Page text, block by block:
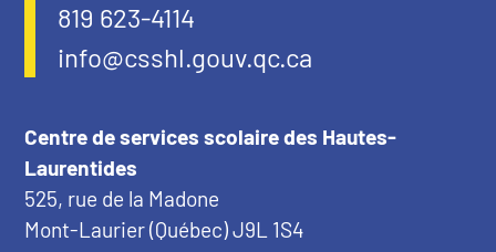
819 623-4114
info@csshl.gouv.qc.ca
Centre de services scolaire des Hautes-
Laurentides
525, rue de la Madone
Mont-Laurier (Québec) J9L 1S4